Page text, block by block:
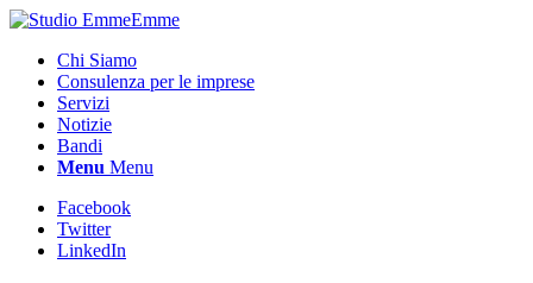
Chi Siamo
Consulenza per le imprese
Servizi
Notizie
Bandi
Menu Menu
Facebook
Twitter
LinkedIn